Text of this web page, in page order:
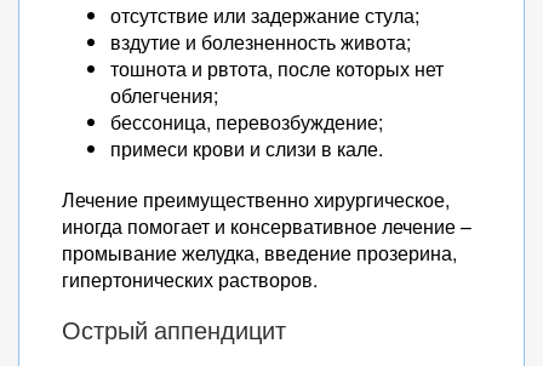
отсутствие или задержание стула;
вздутие и болезненность живота;
тошнота и рвтота, после которых нет
облегчения;
бессоница, перевозбуждение;
примеси крови и слизи в кале.
Лечение преимущественно хирургическое,
иногда помогает и консервативное лечение –
промывание желудка, введение прозерина,
гипертонических растворов.
Острый аппендицит